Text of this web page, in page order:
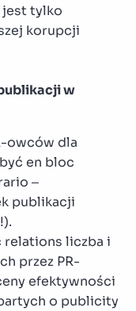
jest tylko
korupcji
w
owców dla
en bloc
–
publikacji
relations liczba i
przez PR-
efektywności
o publicity